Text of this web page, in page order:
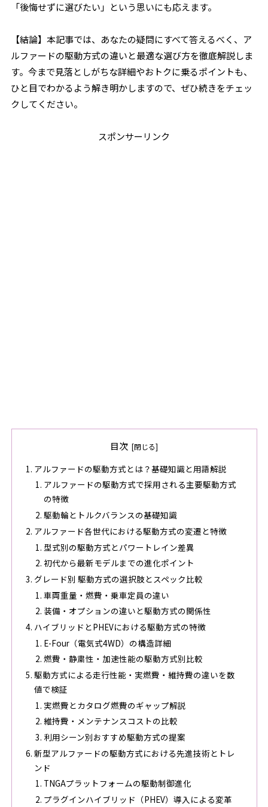
「後悔せずに選びたい」という思いにも応えます。
【結論】本記事では、あなたの疑問にすべて答えるべく、ア
ルファードの駆動方式の違いと最適な選び方を徹底解説しま
す。今まで見落としがちな詳細やおトクに乗るポイントも、
ひと目でわかるよう解き明かしますので、ぜひ続きをチェッ
クしてください。
スポンサーリンク
目次
アルファードの駆動方式とは？基礎知識と用語解説
アルファードの駆動方式で採用される主要駆動方式
の特徴
駆動輪とトルクバランスの基礎知識
アルファード各世代における駆動方式の変遷と特徴
型式別の駆動方式とパワートレイン差異
初代から最新モデルまでの進化ポイント
グレード別 駆動方式の選択肢とスペック比較
車両重量・燃費・乗車定員の違い
装備・オプションの違いと駆動方式の関係性
ハイブリッドとPHEVにおける駆動方式の特徴
E-Four（電気式4WD）の構造詳細
燃費・静粛性・加速性能の駆動方式別比較
駆動方式による走行性能・実燃費・維持費の違いを数
値で検証
実燃費とカタログ燃費のギャップ解説
維持費・メンテナンスコストの比較
利用シーン別おすすめ駆動方式の提案
新型アルファードの駆動方式における先進技術とトレ
ンド
TNGAプラットフォームの駆動制御進化
プラグインハイブリッド（PHEV）導入による変革